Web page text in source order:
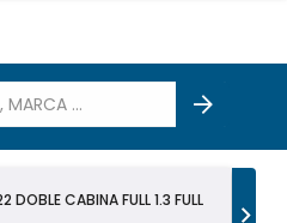
DOBLE CABINA FULL 1.3 FULL